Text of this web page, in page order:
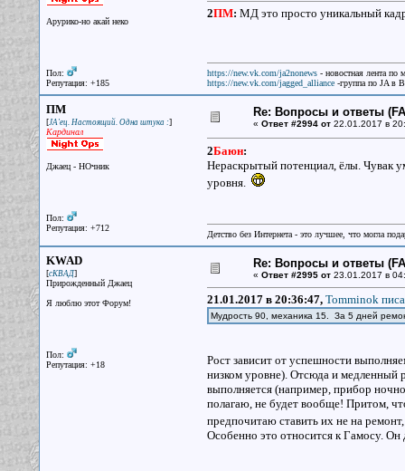
Арурико-но акай неко
Пол:
Репутация: +185
2ПМ: МД это просто уникальный
https://new.vk.com/ja2nonews- новостная лента по
https://new.vk.com/jagged_alliance-группа по JA в
ПМ
[JA'ец. Настоящий. Одна штука :]
Кардинал
Джаец - НОчник
Пол:
Репутация: +712
Re: Вопросы и ответы
« Ответ #2994 от22.01.2017 в
2Баюн:
Нераскрытый потенциал, ёлы. Чувак
уровня.
Детство без Интернета - это лучшее, что могла
KWAD
[сКВАД]
Прирожденный Джаец
Я люблю этот Форум!
Пол:
Репутация: +18
Re: Вопросы и ответы
« Ответ #2995 от23.01.2017 в
21.01.2017 в 20:36:47, Tomminok
Мудрость 90, механика 15. За 5 дней
Рост зависит от успешности
низком уровне). Отсюда и медленный
выполняется (например, прибор
полагаю, не будет вообще! Притом,
предпочитаю ставить их не на
Особенно это относится к Гамосу.